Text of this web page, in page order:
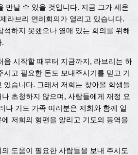
만날 수 있을 것입니다. 지금 그가 세운
라브리 연례회의가 열리고 있습니다.
석하지 못했으나 열매 있는 회의를 위해
.
음 시작할 때부터 지금까지, 라브리는 하
시고 필요한 돈도 보내주시기를 믿고 기
있습니다. 그래서 저희는 찾아올 학생들
초청하지 않으며, 사람들에게 재정 요
나 기도 가족 여러분은 저희와 함께 일
저희의 형편을 알리고 기도의 동역을
도움이 필요한 사람들을 보내 주시도